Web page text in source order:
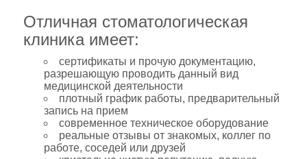
Отличная стоматологическая
клиника имеет:
сертификаты и прочую документацию,
разрешающую проводить данный вид
медицинской деятельности
плотный график работы, предварительный
запись на прием
современное техническое оборудование
реальные отзывы от знакомых, коллег по
работе, соседей или друзей